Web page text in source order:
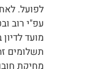
לפועל.
עפ"י רוב
מועד
תשלומים